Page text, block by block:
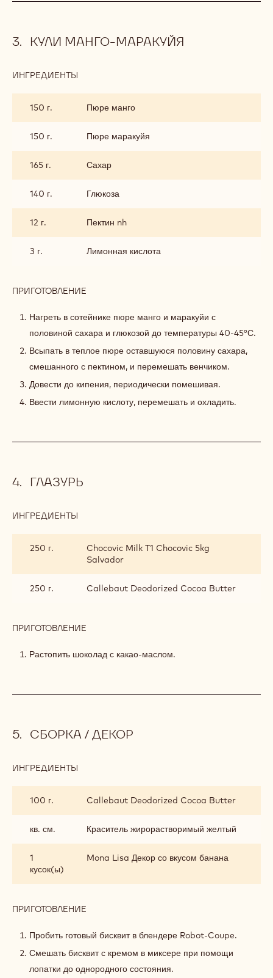
КУЛИ МАНГО-МАРАКУЙЯ
ИНГРЕДИЕНТЫ
МАРАКУЙЯ
150 г. Пюре манго
150 г. Пюре маракуйя
165 г. Сахар
140 г. Глюкоза
12 г. Пектин nh
3 г. Лимонная кислота
ПРИГОТОВЛЕНИЕ
МАНГО-
Нагреть в сотейнике пюре манго и маракуйи с
половиной сахара и глюкозой до температуры 40-45°С.
Всыпать в теплое пюре оставшуюся половину сахара,
смешанного с пектином, и перемешать венчиком.
Довести до кипения, периодически помешивая.
Ввести лимонную кислоту, перемешать и охладить.
ГЛАЗУРЬ
ИНГРЕДИЕНТЫ
250 г.
Chocovic Milk T1 Chocovic 5kg
Salvador
250 г. Callebaut Deodorized Cocoa Butter
ПРИГОТОВЛЕНИЕ
Растопить шоколад с какао-маслом.
СБОРКА / ДЕКОР
ИНГРЕДИЕНТЫ
ДЕКОР
100 г. Callebaut Deodorized Cocoa Butter
кв. см. Краситель жирорастворимый желтый
1
кусок(ы)
Mona Lisa Декор со вкусом банана
ПРИГОТОВЛЕНИЕ
/
Пробить готовый бисквит в блендере Robot-Coupe.
Смешать бисквит с кремом в миксере при помощи
лопатки до однородного состояния.